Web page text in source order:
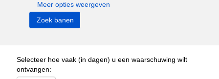
Meer opties weergeven
Selecteer hoe vaak (in dagen) u een waarschuwing wilt
ontvangen: